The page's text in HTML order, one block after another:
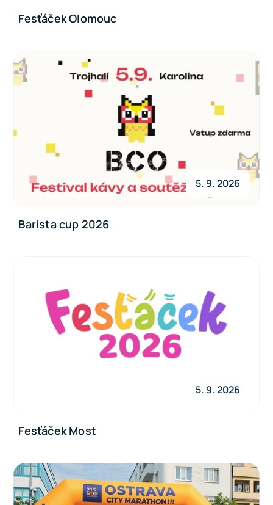
Fesťáček Olomouc
5. 9. 2026
Barista cup 2026
5. 9. 2026
Fesťáček Most